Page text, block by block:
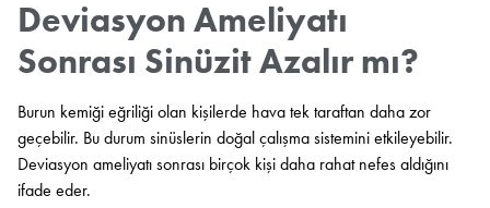
Deviasyon Ameliyatı
Sonrası Sinüzit Azalır mı?
Burun kemiği eğriliği olan kişilerde hava tek taraftan daha zor
geçebilir. Bu durum sinüslerin doğal çalışma sistemini etkileyebilir.
Deviasyon ameliyatı sonrası birçok kişi daha rahat nefes aldığını
ifade eder.